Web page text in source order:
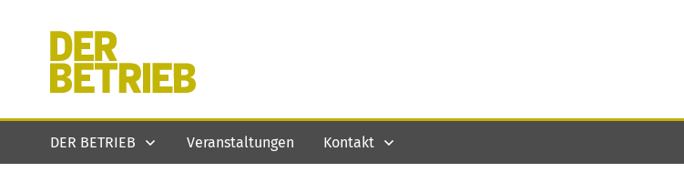
DER BETRIEB Veranstaltungen Kontakt